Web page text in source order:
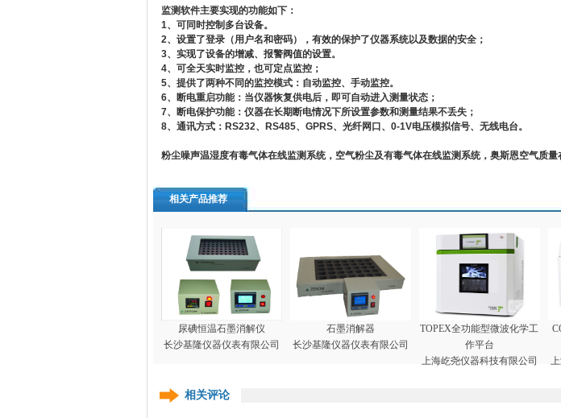
监测软件主要实现的功能如下：
1、可同时控制多台设备。
2、设置了登录（用户名和密码），有效的保护了仪器系统以及数据的安全；
3、实现了设备的增减、报警阀值的设置。
4、可全天实时监控，也可定点监控；
5、提供了两种不同的监控模式：自动监控、手动监控。
6、断电重启功能：当仪器恢复供电后，即可自动进入测量状态；
7、断电保护功能：仪器在长期断电情况下所设置参数和测量结果不丢失；
8、通讯方式：RS232、RS485、GPRS、光纤网口、0-1V电压模拟信号、无线电台。
粉尘噪声温湿度有毒气体在线监测系统，空气粉尘及有毒气体在线监测系统，奥斯恩空气质量
相关产品推荐
尿碘恒温石墨消解仪
长沙基隆仪器仪表有限公司
石墨消解器
长沙基隆仪器仪表有限公司
TOPEX全功能型微波化学工
作平台
上海屹尧仪器科技有限公司
相关评论